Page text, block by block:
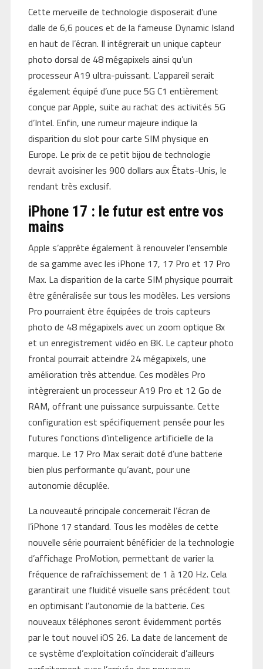
Cette merveille de technologie disposerait d’une
dalle de 6,6 pouces et de la fameuse Dynamic Island
en haut de l’écran. Il intégrerait un unique capteur
photo dorsal de 48 mégapixels ainsi qu’un
processeur A19 ultra-puissant. L’appareil serait
également équipé d’une puce 5G C1 entièrement
conçue par Apple, suite au rachat des activités 5G
d’Intel. Enfin, une rumeur majeure indique la
disparition du slot pour carte SIM physique en
Europe. Le prix de ce petit bijou de technologie
devrait avoisiner les 900 dollars aux États-Unis, le
rendant très exclusif.
iPhone 17 : le futur est entre vos
mains
Apple s’apprête également à renouveler l’ensemble
de sa gamme avec les iPhone 17, 17 Pro et 17 Pro
Max. La disparition de la carte SIM physique pourrait
être généralisée sur tous les modèles. Les versions
Pro pourraient être équipées de trois capteurs
photo de 48 mégapixels avec un zoom optique 8x
et un enregistrement vidéo en 8K. Le capteur photo
frontal pourrait atteindre 24 mégapixels, une
amélioration très attendue. Ces modèles Pro
intègreraient un processeur A19 Pro et 12 Go de
RAM, offrant une puissance surpuissante. Cette
configuration est spécifiquement pensée pour les
futures fonctions d’intelligence artificielle de la
marque. Le 17 Pro Max serait doté d’une batterie
bien plus performante qu’avant, pour une
autonomie décuplée.
La nouveauté principale concernerait l’écran de
l’iPhone 17 standard. Tous les modèles de cette
nouvelle série pourraient bénéficier de la technologie
d’affichage ProMotion, permettant de varier la
fréquence de rafraîchissement de 1 à 120 Hz. Cela
garantirait une fluidité visuelle sans précédent tout
en optimisant l’autonomie de la batterie. Ces
nouveaux téléphones seront évidemment portés
par le tout nouvel iOS 26. La date de lancement de
ce système d’exploitation coïnciderait d’ailleurs